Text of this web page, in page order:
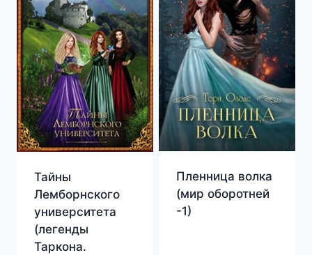
Тайны
Лемборнского
университета
(легенды
Таркона.
Пленница волка
(мир оборотней
-1)